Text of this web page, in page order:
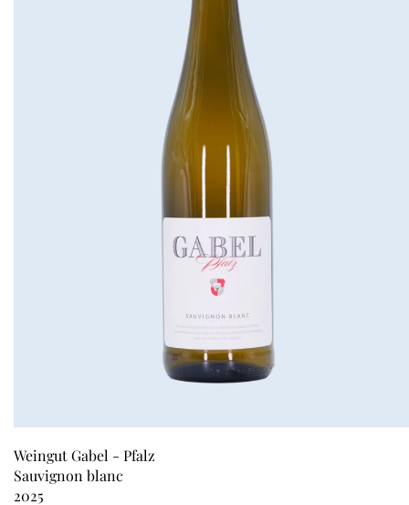
Weingut Gabel - Pfalz
Sauvignon blanc
2025